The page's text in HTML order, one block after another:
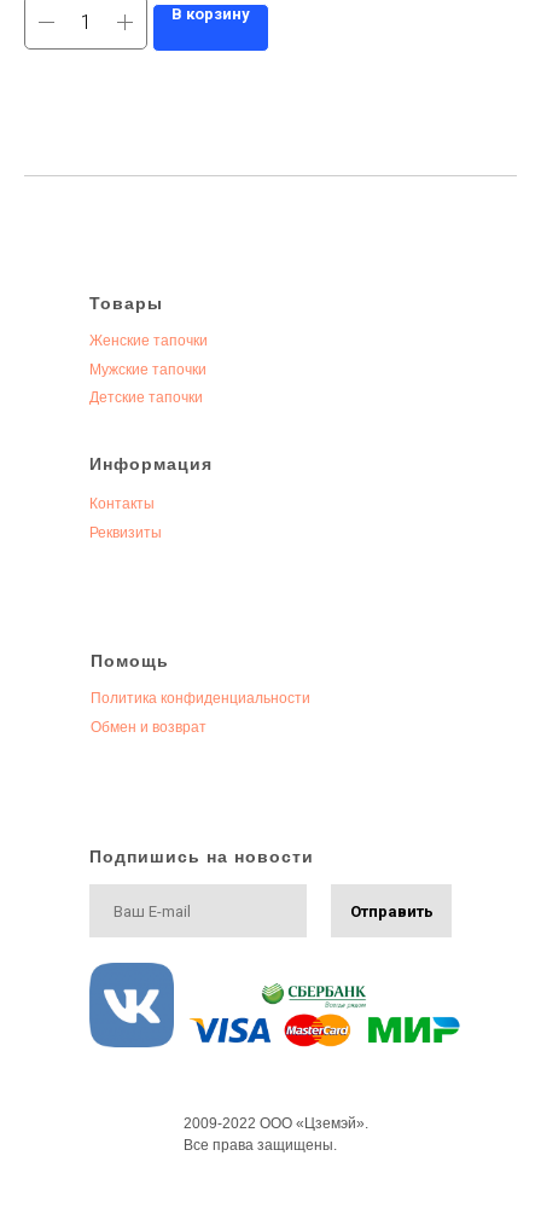
В корзину
Товары
Женские тапочки
Мужские тапочки
Детские тапочки
Информация
Контакты
Реквизиты
Помощь
Политика конфиденциальности
Обмен и возврат
2009-2022 ООО «Цземэй».
Все права защищены.
Отправить
Подпишись на новости